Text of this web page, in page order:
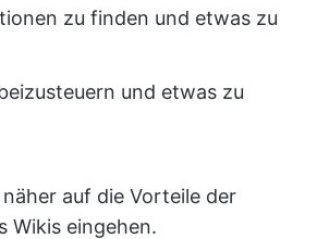
zu finden und etwas zu
und etwas zu
näher auf die Vorteile der
Wikis eingehen.